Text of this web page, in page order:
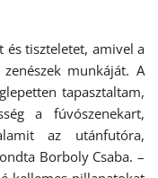
és tiszteletet, amivel a
munkáját. A
tapasztaltam,
a fúvószenekart,
az utánfutóra,
Borboly Csaba. –